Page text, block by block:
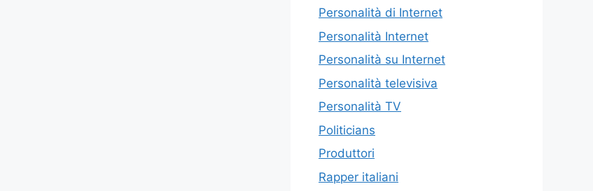
Personalità di Internet
Personalità Internet
Personalità su Internet
Personalità televisiva
Personalità TV
Politicians
Produttori
Rapper italiani